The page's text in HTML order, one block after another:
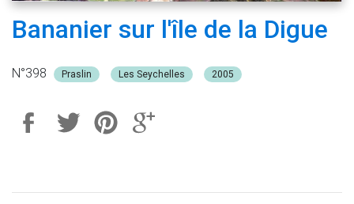
Bananier sur l'île de la Digue
N°398 Praslin Les Seychelles 2005